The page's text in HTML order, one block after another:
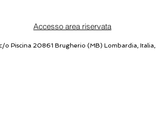
Accesso area riservata
o Piscina 20861 Brugherio (MB) Lombardia, Italia,